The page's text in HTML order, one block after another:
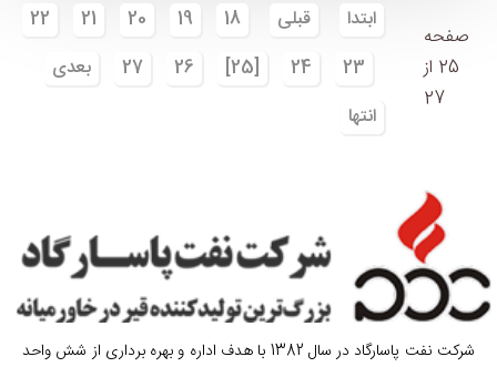
صفحه
25 از
27
ابتدا قبلی 18
19
20
21
22
23
24
[25]
26
27
بعدی
انتها
شرکت نفت پاسارگاد در سال 1382 با هدف اداره و بهره برداری از شش واحد